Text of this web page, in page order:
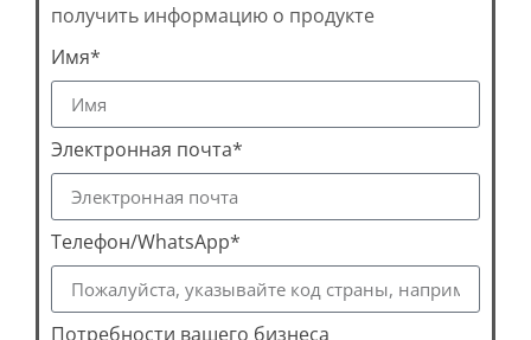
получить информацию о продукте
Имя*
Электронная почта*
Телефон/WhatsApp*
Потребности вашего бизнеса